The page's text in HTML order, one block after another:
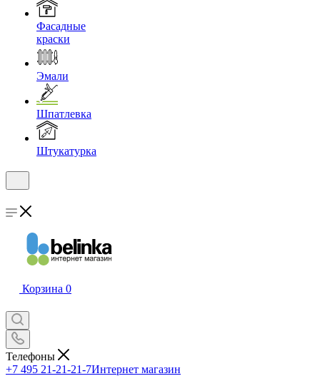
Фасадные
краски
Эмали
Шпатлевка
Штукатурка
Корзина 0
Телефоны
+7 495 21-21-21-7Интернет магазин